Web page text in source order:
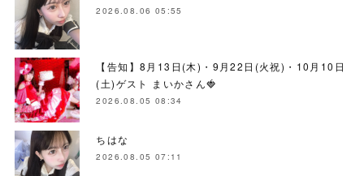
2026.08.06 05:55
【告知】8月13日(木)・9月22日(火祝)・10月10日
(土)ゲスト まいかさん🍓
2026.08.05 08:34
ちはな
2026.08.05 07:11